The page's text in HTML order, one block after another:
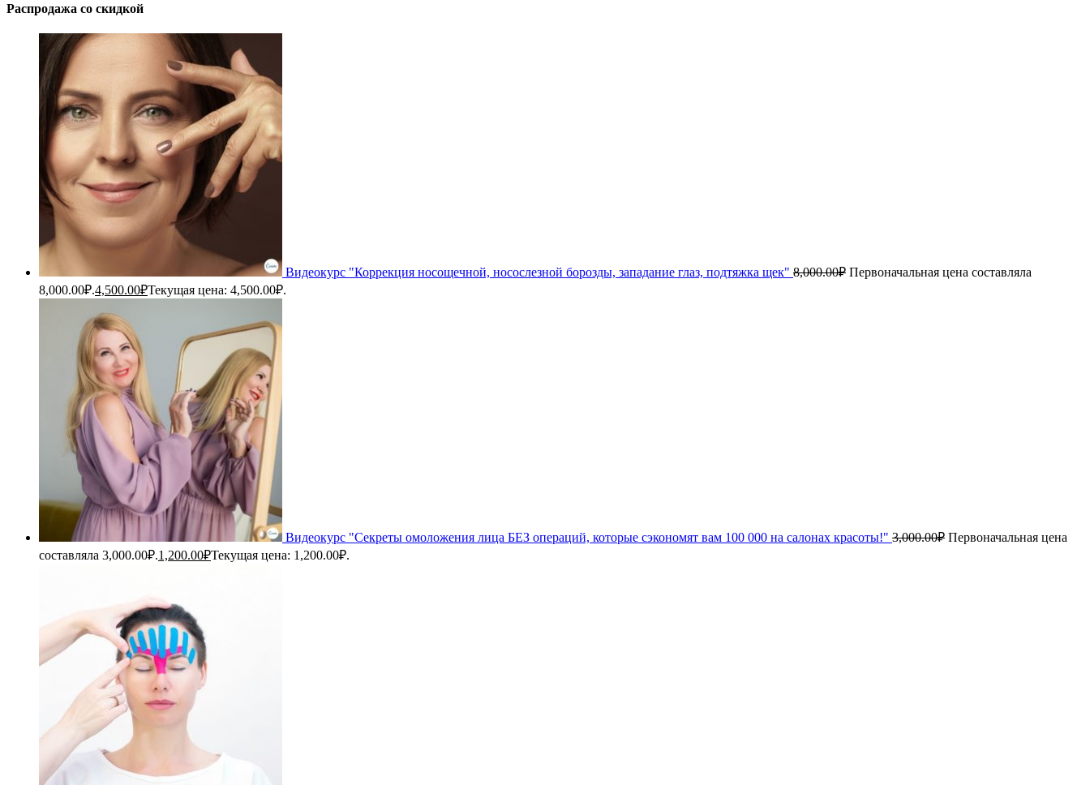
Распродажа со скидкой
Видеокурс "Коррекция носощечной, носослезной борозды, западание глаз, подтяжка щек" 8,000.00₽ Первоначальная цена составляла
8,000.00₽.4,500.00₽Текущая цена: 4,500.00₽.
Видеокурс "Секреты омоложения лица БЕЗ операций, которые сэкономят вам 100 000 на салонах красоты!" 3,000.00₽ Первоначальная цена
составляла 3,000.00₽.1,200.00₽Текущая цена: 1,200.00₽.